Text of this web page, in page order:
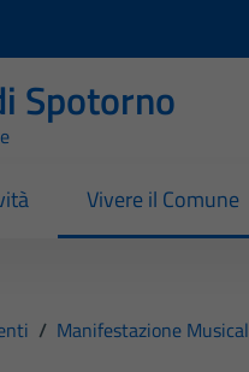
Spotorno
Vivere il Comune
/ Manifestazione